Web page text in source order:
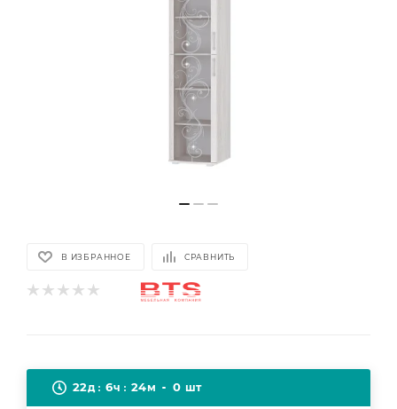
В ИЗБРАННОЕ СРАВНИТЬ
22д 6ч 24м 0 шт